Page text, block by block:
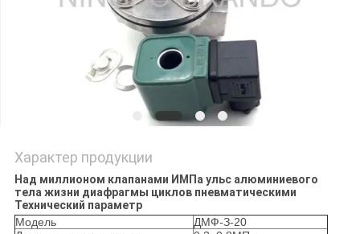
Характер продукции
Над миллионом клапанами ИМПа ульс алюминиевого
тела жизни диафрагмы циклов пневматическими
Технический параметр
Модель
ДМФ-З-20